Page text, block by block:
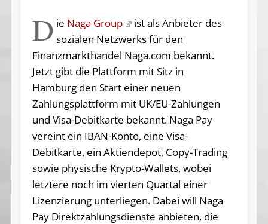
D ie Naga Group
ist als Anbieter des
sozialen Netzwerks für den
Finanzmarkthandel Naga.com bekannt.
Jetzt gibt die Plattform mit Sitz in
Hamburg den Start einer neuen
Zahlungsplattform mit UK/EU-Zahlungen
und Visa-Debitkarte bekannt. Naga Pay
vereint ein IBAN-Konto, eine Visa-
Debitkarte, ein Aktiendepot, Copy-Trading
sowie physische Krypto-Wallets, wobei
letztere noch im vierten Quartal einer
Lizenzierung unterliegen. Dabei will Naga
Pay Direktzahlungsdienste anbieten, die